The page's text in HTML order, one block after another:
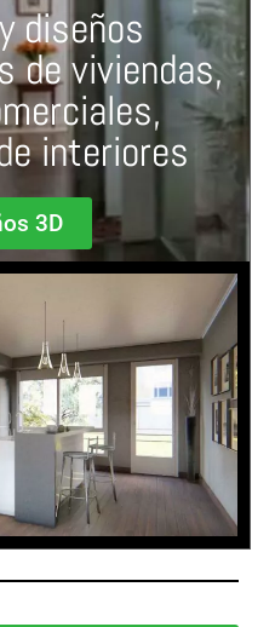
diseños
de viviendas,
interiores
3D